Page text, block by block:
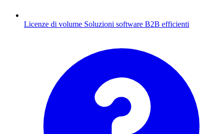
Licenze di volume Soluzioni software B2B efficienti